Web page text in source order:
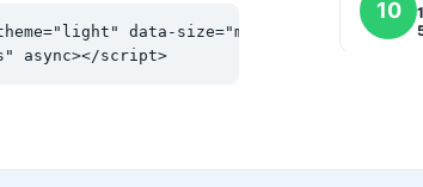
data-size="md"></div>
async></script>